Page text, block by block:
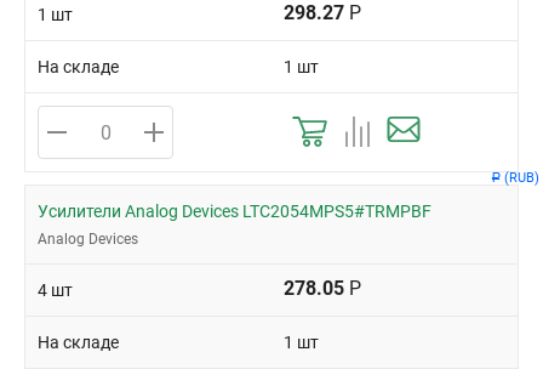
Р (RUB)
1 шт 298.27 Р
На складе 1 шт
Усилители Analog Devices LTC2054MPS5#TRMPBF
Analog Devices
4 шт 278.05 Р
На складе 1 шт